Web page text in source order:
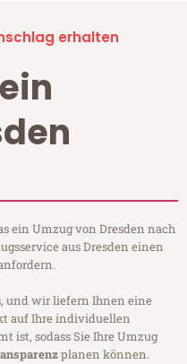
erhalten
ein Umzug von Dresden nach
aus Dresden einen
und wir liefern Ihnen eine
auf Ihre individuellen
ist, sodass Sie Ihre Umzug
planen können.